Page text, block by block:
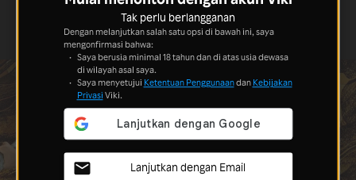
Tak perlu berlangganan
Dengan melanjutkan salah satu opsi di bawah ini, saya
mengonfirmasi bahwa:
Saya berusia minimal 18 tahun dan di atas usia dewasa
di wilayah asal saya.
Saya menyetujui Ketentuan Penggunaandan Kebijakan
Privasi Viki.
Lanjutkan dengan Email